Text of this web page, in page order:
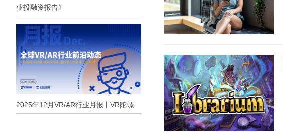
业投融资报告》
2025年12月VR/AR行业月报丨VR陀螺